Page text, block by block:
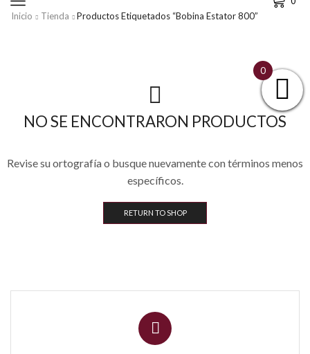
Inicio Tienda Productos Etiquetados “bobina Estator 800”
NO SE ENCONTRARON PRODUCTOS
Revise su ortografía o busque nuevamente con términos menos
específicos.
RETURN TO SHOP
0